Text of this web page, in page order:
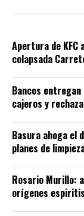
Apertura de KFC
colapsada
Bancos
cajeros y
Basura ahoga el
planes de
Rosario Murillo:
orígenes